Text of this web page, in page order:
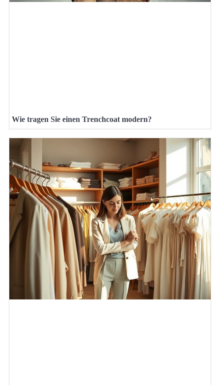
Wie tragen Sie einen Trenchcoat modern?